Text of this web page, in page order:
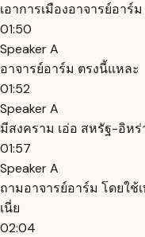
เอาการเมืองอาจารย์อาร์ม
01:50
Speaker A
อาจารย์อาร์ม ตรงนี้แหละ
01:52
Speaker A
มีสงคราม เอ่อ สหรัฐ-อิห
01:57
Speaker A
ถามอาจารย์อาร์ม โดยใช้
เนี่ย
02:04